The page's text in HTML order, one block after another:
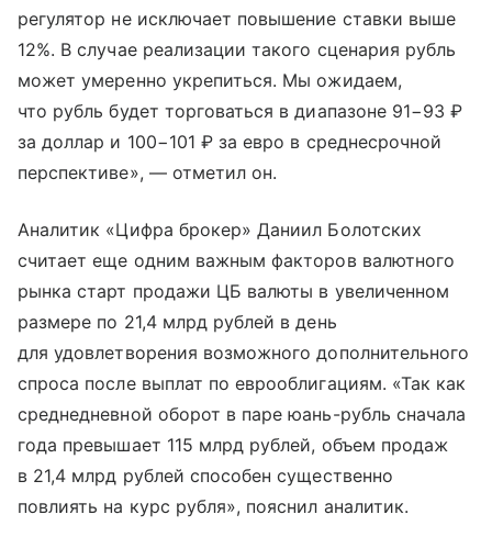
регулятор не исключает повышение ставки выше
12%. В случае реализации такого сценария рубль
может умеренно укрепиться. Мы ожидаем,
что рубль будет торговаться в диапазоне 91−93 ₽
за доллар и 100−101 ₽ за евро в среднесрочной
перспективе», — отметил он.
Аналитик «Цифра брокер» Даниил Болотских
считает еще одним важным факторов валютного
рынка старт продажи ЦБ валюты в увеличенном
размере по 21,4 млрд рублей в день
для удовлетворения возможного дополнительного
спроса после выплат по еврооблигациям. «Так как
среднедневной оборот в паре юань-рубль сначала
года превышает 115 млрд рублей, объем продаж
в 21,4 млрд рублей способен существенно
повлиять на курс рубля», пояснил аналитик.